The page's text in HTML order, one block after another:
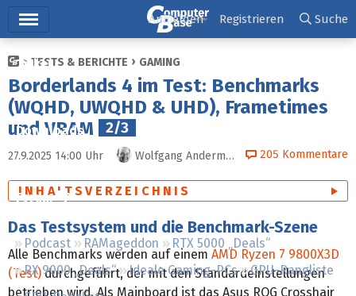
Ticker
Tests
Downloads
Preisvergleich
Forum
Podcast RAMageddon
RTX 5000 „Deals“
RX 9000 „Deals“
Ideale Gaming-PCs
GPU-Rangliste
Anmelden Registrieren Suche
TESTS & BERICHTE GAMING
Borderlands 4 im Test: Benchmarks
(WQHD, UWQHD & UHD), Frametimes
und VRAM
2/3
27.9.2025 14:00 Uhr Wolfgang Andermahr 205 Kommentare
INHALTSVERZEICHNIS
Das Testsystem und die Benchmark-Szene
Alle Benchmarks werden auf einem AMD Ryzen 7 9800X3D
(Test)durchgeführt, der mit den Standardeinstellungen
betrieben wird. Als Mainboard ist das Asus ROG Crosshair